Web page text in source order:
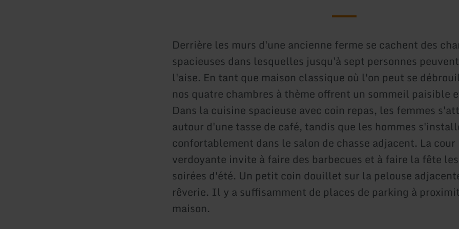
Derrière les murs d'une ancienne ferme se cachent des
spacieuses dans lesquelles jusqu'à sept personnes
l'aise. En tant que maison classique où l'on peut se
nos quatre chambres à thème offrent un sommeil paisible
Dans la cuisine spacieuse avec coin repas, les femmes
autour d'une tasse de café, tandis que les hommes
confortablement dans le salon de chasse adjacent. La
verdoyante invite à faire des barbecues et à faire la fête
soirées d'été. Un petit coin douillet sur la pelouse
rêverie. Il y a suffisamment de places de parking à
maison.